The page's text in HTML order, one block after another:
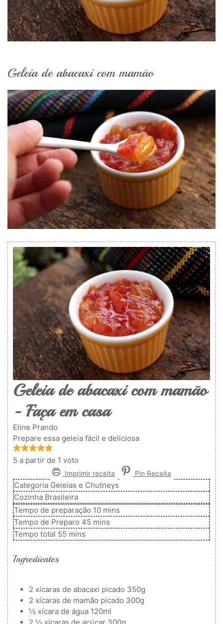
Geleia de abacaxi com mamão
Geleia de abacaxi com mamão
- Faça em casa
Eline Prando
Prepare essa geleia fácil e deliciosa
5 a partir de 1 voto
Imprimir receita Pin Receita
Categoria Geleias e Chutneys
Cozinha Brasileira
Tempo de preparação 10minutos
mins
Tempo de Preparo 45 minutos
mins
Tempo total 55 minutos
mins
Ingredientes
2 xícaras de abacaxi picado 350g
2 xícaras de mamão picado 300g
½ xícara de água 120ml